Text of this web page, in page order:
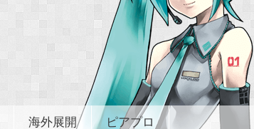
海外展開 ピアプロ